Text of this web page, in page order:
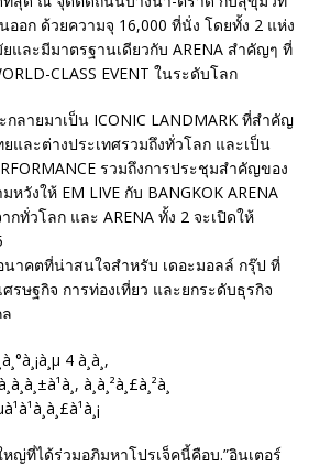
อก ด้วยความจุ 16,000 ที่นั่ง โดยทั้ง 2 แห่ง
และมีมาตรฐานเดียวกับ ARENA สำคัญๆ ที่
CLASS EVENT ในระดับโลก
กลายมาเป็น ICONIC LANDMARK ที่สำคัญ
และต่างประเทศรวมถึงทั่วโลก และเป็น
รวมถึงการประชุมสำคัญของ
วังให้ EM LIVE กับ BANGKOK ARENA
ทั่วโลก และ ARENA ทั้ง 2 จะเปิดให้
นาคตที่น่าสนใจสำหรับ เดอะมอลล์ กรุ๊ป ที่
รษฐกิจ การท่องเที่ยว และยกระดับธุรกิจ
ญ่ที่ได้ร่วมอภิมหาโปรเจ็คนี้คือบ.”อินเตอร์